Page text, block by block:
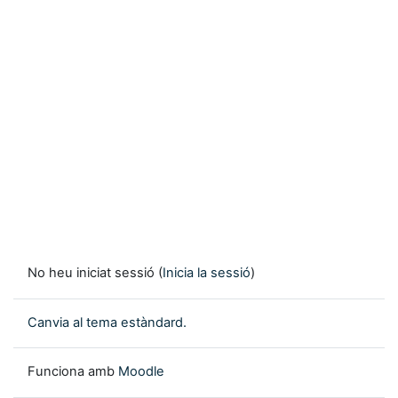
No heu iniciat sessió (Inicia la sessió)
Canvia al tema estàndard.
Funciona amb Moodle